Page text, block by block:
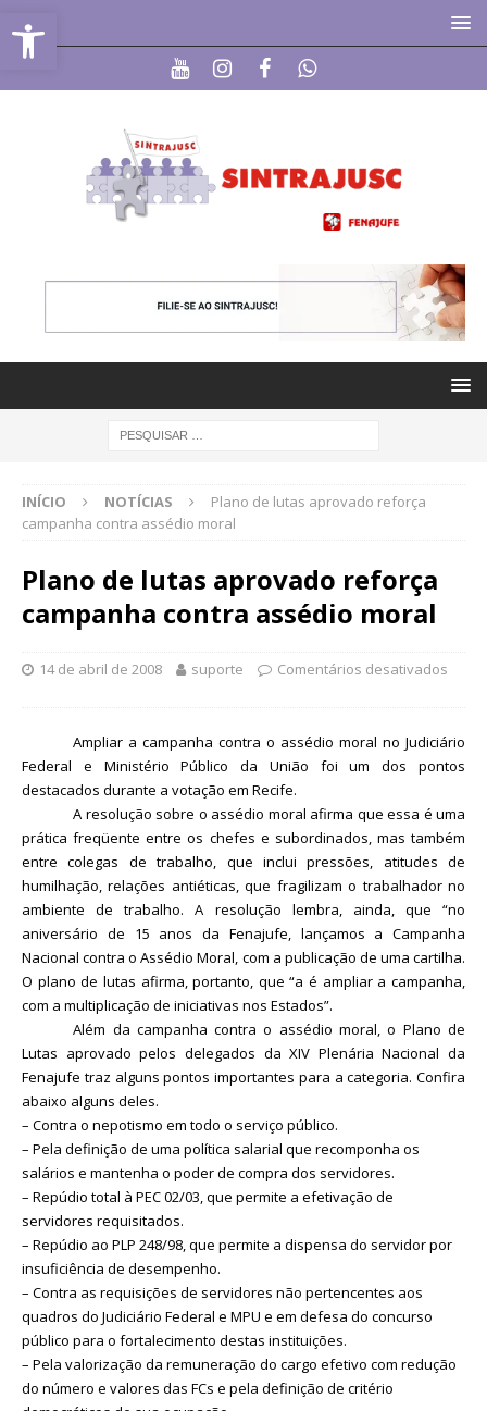
Abrir a barra de ferramentas
INÍCIO NOTÍCIAS
Plano de lutas aprovado reforça
campanha contra assédio moral
Plano de lutas aprovado reforça
campanha contra assédio moral
14 de abril de 2008 suporte Comentários desativados
Ampliar a campanha contra o assédio moral no Judiciário
Federal e Ministério Público da União foi um dos pontos
destacados durante a votação em Recife.
A resolução sobre o assédio moral afirma que essa é uma
prática freqüente entre os chefes e subordinados, mas também
entre colegas de trabalho, que inclui pressões, atitudes de
humilhação, relações antiéticas, que fragilizam o trabalhador no
ambiente de trabalho. A resolução lembra, ainda, que “no
aniversário de 15 anos da Fenajufe, lançamos a Campanha
Nacional contra o Assédio Moral, com a publicação de uma cartilha.
O plano de lutas afirma, portanto, que“a é ampliar a campanha,
com a multiplicação de iniciativas nos Estados”.
Além da campanha contra o assédio moral, o Plano de
Lutas aprovado pelos delegados da XIV Plenária Nacional da
Fenajufe traz alguns pontos importantes para a categoria. Confira
abaixo alguns deles.
– Contra o nepotismo em todo o serviço público.
– Pela definição de uma política salarial que recomponha os
salários e mantenha o poder de compra dos servidores.
– Repúdio total à PEC 02/03, que permite a efetivação de
servidores requisitados.
– Repúdio ao PLP 248/98, que permite a dispensa do servidor por
insuficiência de desempenho.
– Contra as requisições de servidores não pertencentes aos
quadros do Judiciário Federal e MPU e em defesa do concurso
público para o fortalecimento destas instituições.
– Pela valorização da remuneração do cargo efetivo com redução
do número e valores das FCs e pela definição de critério